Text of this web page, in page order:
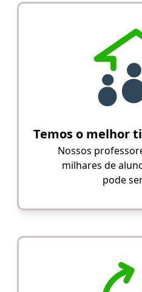
Temos o melhor
Nossos
milhares de
pode